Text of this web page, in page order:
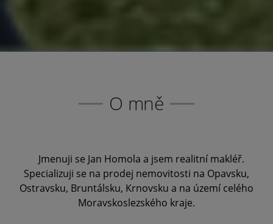
O mně
Jmenuji se Jan Homola a jsem realitní makléř.
Specializuji se na prodej nemovitosti na Opavsku,
Ostravsku, Bruntálsku, Krnovsku a na území celého
Moravskoslezského kraje.